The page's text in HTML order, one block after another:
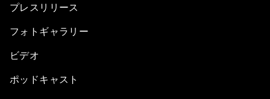
プレスリリース
フォトギャラリー
ビデオ
ポッドキャスト